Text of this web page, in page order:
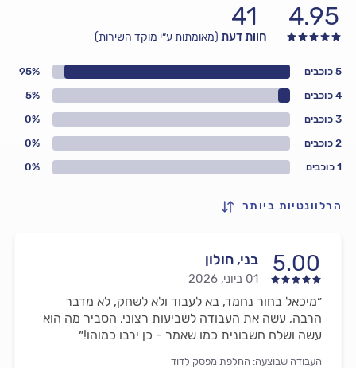
4.95
41
חוות דעת (מאומתות ע״י מוקד השירות)
1 כוכבים 0%
2 כוכבים 0%
3 כוכבים 0%
4 כוכבים 5%
5 כוכבים 95%
הרלוונטיות ביותר
5.00 בני, חולון
01 ביוני, 2026
״מיכאל בחור נחמד, בא לעבוד ולא לשחק, לא מדבר
הרבה, עשה את העבודה לשביעות רצוני, הסביר מה הוא
עשה ושלח חשבונית כמו שאמר - כן ירבו כמוהו!״
העבודה שבוצעה: החלפת מפסק לדוד